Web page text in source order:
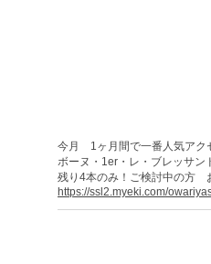
今月 1ヶ月間で一番人気ア
ボーヌ・1er・レ・ブレッサ
残り4本のみ！ご検討中の方
https://ssl2.myeki.com/